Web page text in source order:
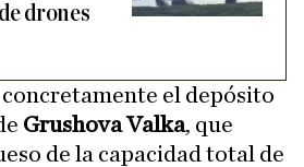
drones
el depósito
Grushova Valka, que
de la capacidad total de